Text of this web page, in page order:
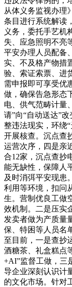
从体义务监视办理
条目进行系统解读
义务，委托手艺机
失、应急照明不亮
平安办理人员配备
实、不及格产物措
验、索证索票、进
需申报即可享受优
做，确保告急形态
电、供气范畴计量
请”向“自动送达”
整违法现实，环绕
开展核查。沉点查
运营次序，四是亲
合12家，沉点查抄
能无缺性，保障人
及时消弭平安现患
利用等环境，扣问
生。营制优良工做
效机制。二是压实
发卖者做为产质量
保、特困等人员名
至目前，一是查抄
酒糖茶、礼盒糕点
+AI”监督工做，三
导企业深刻认识计
的文化市场。针对